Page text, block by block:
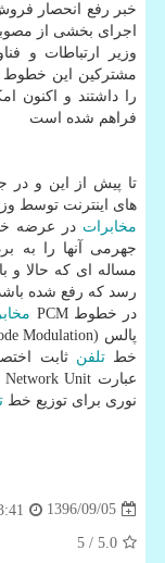
خبر رفع انحصار
اجرای بخشی از مصوبه ۲۵۳ كمیسیون تنظیم مقررات را اعلام
وزیر ارتباطات و
مشتركین این خطوط
را داشتند و
فراهم شده است
تا پیش از این و در
های اینترنت توسط
مخابرات در عرضه
جهرمی آنها را به
مساله ای كه حالا و
رسد كه رفع شده
در خطوط PCM
خطتلفن
عبارت Optical Network Unit) كه در آن
نوری برای توزیع خط
1396/09/05
5.0
/ 5